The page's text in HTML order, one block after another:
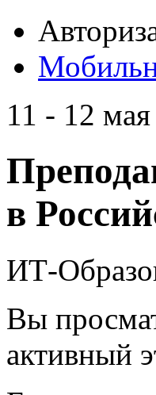
11 - 12 мая
в
ИТ-
Вы
активный